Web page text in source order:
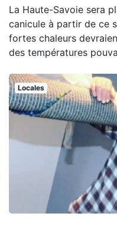
La Haute-Savoie sera
canicule à partir de ce
fortes chaleurs
des températures
Locales